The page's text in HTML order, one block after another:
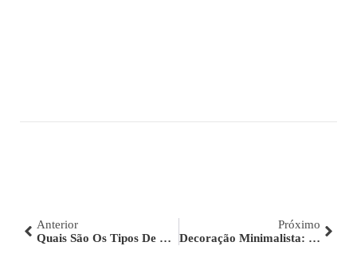
Anterior
Quais São Os Tipos De Torneiras Para Banheiro ?
Próximo
Decoração Minimalista: Como Deixar O Ambiente Mais Funcional?